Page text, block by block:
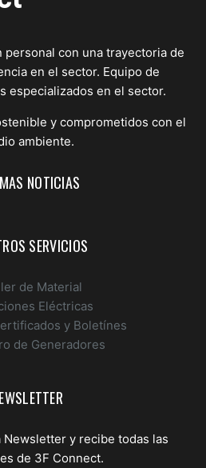
personal con una trayectoria de
en el sector. Equipo de
especializados en el sector.
y comprometidos con el
ambiente.
NOTICIAS
SERVICIOS
de Material
Eléctricas
y Boletínes
de Generadores
Newsletter y recibe todas las
de 3F Connect.